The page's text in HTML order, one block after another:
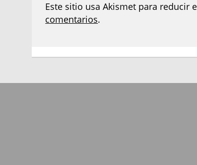
Este sitio usa Akismet para reducir
comentarios.